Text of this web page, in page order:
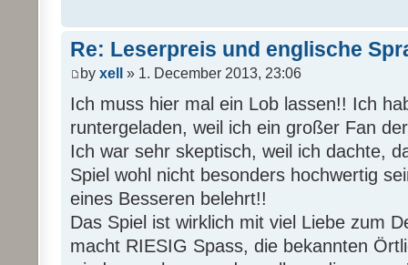
Re: Leserpreis und englische
by xell » 1. December 2013, 23:06
Ich muss hier mal ein Lob lassen!! Ich
runtergeladen, weil ich ein großer Fan
Ich war sehr skeptisch, weil ich dachte,
Spiel wohl nicht besonders hochwertig
eines Besseren belehrt!!
Das Spiel ist wirklich mit viel Liebe zum
macht RIESIG Spass, die bekannten